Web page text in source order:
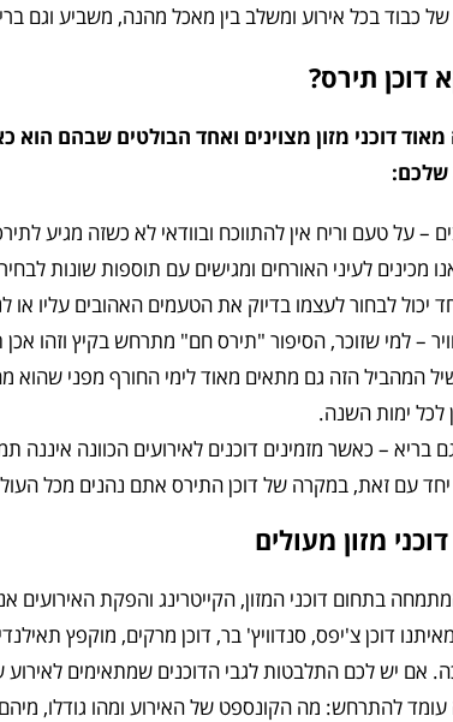
כבוד בכל אירוע ומשלב בין מאכל מהנה, משביע וגם
דוכן תירס?
דוכני מזון מצוינים ואחד הבולטים שבהם הוא
שלכם:
– על טעם וריח אין להתווכח ובוודאי לא כשזה מגיע
מכינים לעיני האורחים ומגישים עם תוספות שונות
יכול לבחור לעצמו בדיוק את הטעמים האהובים עליו או
– למי שזוכר, הסיפור "תירס חם" מתרחש בקיץ וזהו
המהביל הזה גם מתאים מאוד לימי החורף מפני שהוא
לכל ימות השנה.
בריא – כאשר מזמינים דוכנים לאירועים הכוונה
עם זאת, במקרה של דוכן התירס אתם נהנים מכל
מזון מעולים
בתחום דוכני המזון, הקייטרינג והפקת האירועים
דוכן צ'יפס, סנדוויץ' בר, דוכן מרקים, מוקפץ
אם יש לכם התלבטות לגבי הדוכנים שמתאימים לאירוע
להתרחש: מה הקונספט של האירוע ומהו גודלו, מיהם